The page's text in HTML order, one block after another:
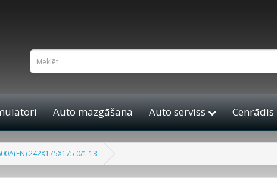
Auto mazgāšana Auto serviss Cenrādis
242X175X175 0/1 13